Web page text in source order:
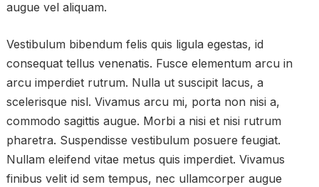
augue vel aliquam.
Vestibulum bibendum felis quis ligula egestas, id
consequat tellus venenatis. Fusce elementum arcu in
arcu imperdiet rutrum. Nulla ut suscipit lacus, a
scelerisque nisl. Vivamus arcu mi, porta non nisi a,
commodo sagittis augue. Morbi a nisi et nisi rutrum
pharetra. Suspendisse vestibulum posuere feugiat.
Nullam eleifend vitae metus quis imperdiet. Vivamus
finibus velit id sem tempus, nec ullamcorper augue